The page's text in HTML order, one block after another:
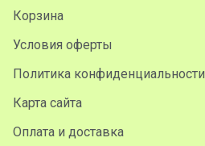
Корзина
Условия оферты
Политика конфиденциальности
Карта сайта
Оплата и доставка